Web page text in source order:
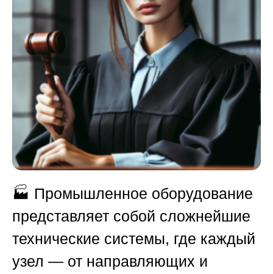
🏭 Промышленное оборудование
представляет собой сложнейшие
технические системы, где каждый
узел — от направляющих и